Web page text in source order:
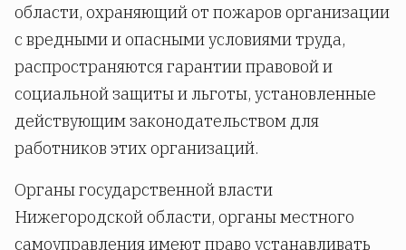
области, охраняющий от пожаров организации
с вредными и опасными условиями труда,
распространяются гарантии правовой и
социальной защиты и льготы, установленные
действующим законодательством для
работников этих организаций.
Органы государственной власти
Нижегородской области, органы местного
самоуправления имеют право устанавливать